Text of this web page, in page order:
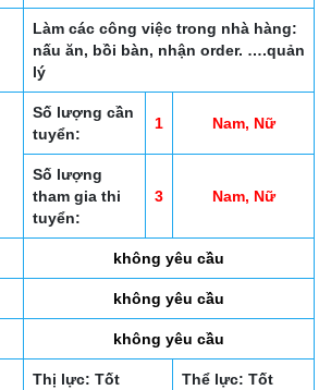
Làm các công việc trong nhà hàng:
nấu ăn, bồi bàn, nhận order. ….quản
lý
Số lượng cần
tuyển:
1 Nam, Nữ
Số lượng
tham gia thi
tuyển:
3 Nam, Nữ
không yêu cầu
không yêu cầu
không yêu cầu
Thị lực: Tốt Thể lực: Tốt